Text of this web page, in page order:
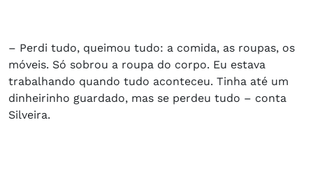
– Perdi tudo, queimou tudo: a comida, as roupas, os
móveis. Só sobrou a roupa do corpo. Eu estava
trabalhando quando tudo aconteceu. Tinha até um
dinheirinho guardado, mas se perdeu tudo – conta
Silveira.